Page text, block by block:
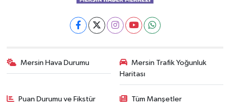
Mersin Hava Durumu
Mersin Trafik Yoğunluk
Haritası
Puan Durumu ve Fikstür Tüm Manşetler